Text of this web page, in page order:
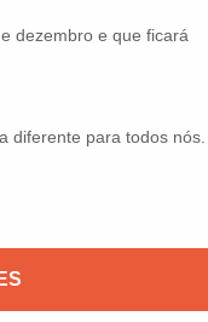
dezembro e que ficará
diferente para todos nós.